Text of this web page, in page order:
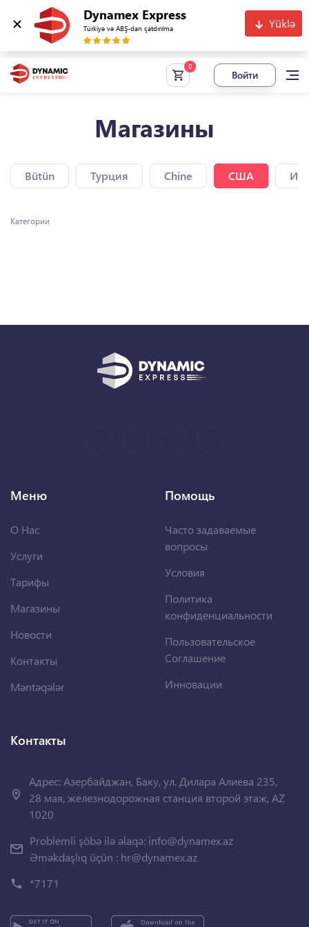
Dynamex Express
Türkiyə və ABŞ-dan çatdırılma Yüklə
Войти
Магазины
Bütün Турция Chine США
Категории
Меню
О Нас
Услуги
Тарифы
Магазины
Новости
Контакты
Məntəqələr
Помощь
Часто задаваемые
вопросы
Условия
Политика
конфиденциальности
Пользовательское
Соглашение
Инновации
Контакты
Адрес: Азербайджан, Баку, ул. Дилара Алиева 235,
28 мая, железнодорожная станция второй этаж, AZ
1020
Problemli şöbə ilə əlaqə: info@dynamex.az
Əməkdaşlıq üçün : hr@dynamex.az
*7171